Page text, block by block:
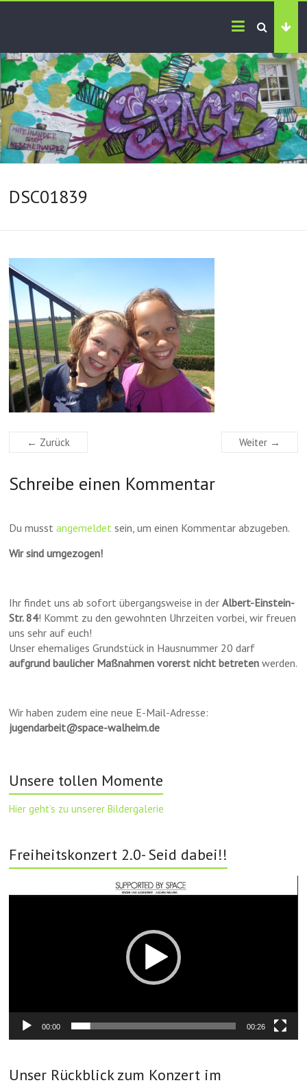
DSC01839
← Zurück Weiter →
Schreibe einen Kommentar
Du musstangemeldet sein, um einen Kommentar abzugeben.
Wir sind umgezogen!
Ihr findet uns ab sofort übergangsweise in derAlbert-Einstein-
Str. 84! Kommt zu den gewohnten Uhrzeiten vorbei, wir freuen
uns sehr auf euch!
Unser ehemaliges Grundstück in Hausnummer 20 darf
aufgrund baulicher Maßnahmen vorerst nicht betreten werden.
Wir haben zudem eine neue E-Mail-Adresse:
jugendarbeit@space-walheim.de
Unsere tollen Momente
Hier geht’s zu unserer Bildergalerie
Freiheitskonzert 2.0- Seid dabei!!
Player
00:00 00:26
Unser Rückblick zum Konzert im